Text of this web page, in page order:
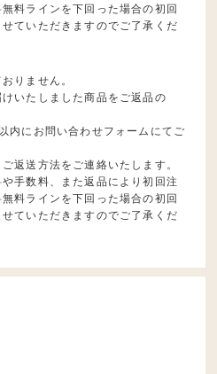
料ラインを下回った場合の初回
ていただきますのでご了承くだ
りません。
いたしました商品をご返品の
内にお問い合わせフォームにてご
返送方法をご連絡いたします。
手数料、また返品により初回注
料ラインを下回った場合の初回
ていただきますのでご了承くだ